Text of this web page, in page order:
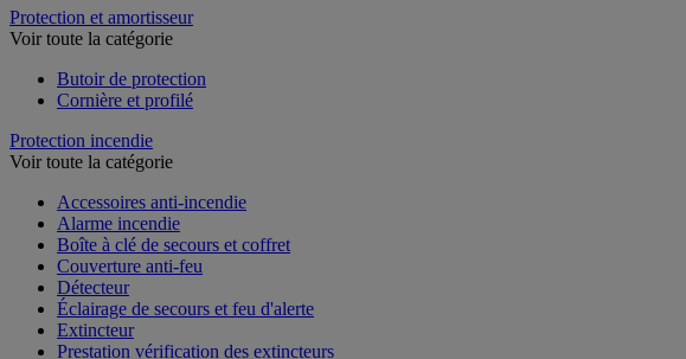
Protection et amortisseur
Voir toute la catégorie
Butoir de protection
Cornière et profilé
Protection incendie
Voir toute la catégorie
Accessoires anti-incendie
Alarme incendie
Boîte à clé de secours et coffret
Couverture anti-feu
Détecteur
Éclairage de secours et feu d'alerte
Extincteur
Prestation vérification des extincteurs